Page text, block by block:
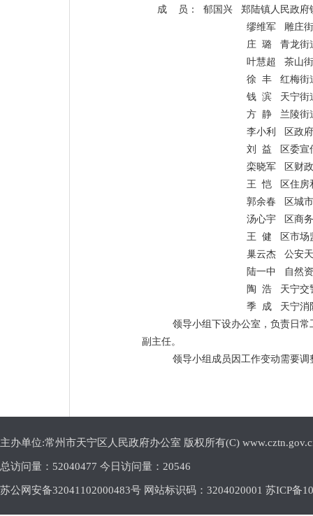
成
员： 郁国兴 郑陆镇人民政府
缪维军
雕庄
庄 璐
青龙街
叶慧超
茶山
徐 丰
红梅街
钱 滨
天宁街
方 静
兰陵街
李小利
区政
刘
益
区委
栾晓军
区财
王 恺
区住
郭余春
区城
汤心宇
区商
王 健
区市
巢云杰
公安
陆一中
自然
陶 浩
天宁交
季
成
天宁消
领导小组下设办公室，负责日
副主任。
领导小组成员因工作变动需要
主办单位:常州市天宁区人民政府办公室 版权所有(C)
总访问量： 52040477 今日访问量： 20546
苏公网安备32041102000483号 网站标识码：3204020001 苏ICP备